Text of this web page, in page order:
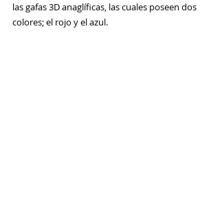
las gafas 3D anaglíficas, las cuales poseen dos
colores; el rojo y el azul.